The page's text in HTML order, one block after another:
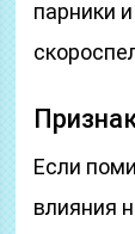
парники
Если
влияния